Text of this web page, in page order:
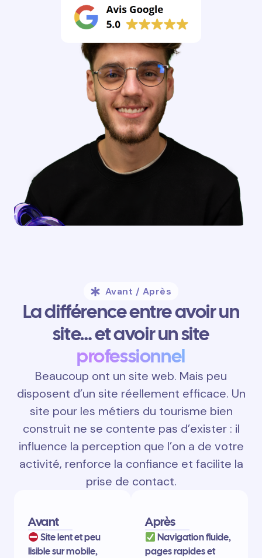
Avant / Après
La différence entre avoir un
site… et avoir un site
professionnel
Beaucoup ont un site web. Mais peu
disposent d’un site réellement efficace. Un
site pour les métiers du tourisme bien
construit ne se contente pas d’exister : il
influence la perception que l’on a de votre
activité, renforce la confiance et facilite la
prise de contact.
Avant
Site lent et peu
lisible sur mobile,
Après
Navigation fluide,
pages rapides et